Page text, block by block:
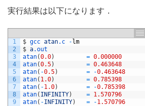
実行結果は以下になります．
1
2
3
4
5
6
7
8
9
$ gcc atan.c - lm
$ a.out
atan(0.0) = 0.000000
atan(0.5) = 0.463648
atan( -0.5) = -0.463648
atan( 1.0) = 0.785398
atan( -1.0) = -0.785398
atan( INFINITY) = 1.570796
atan( -INFINITY) = -1.570796